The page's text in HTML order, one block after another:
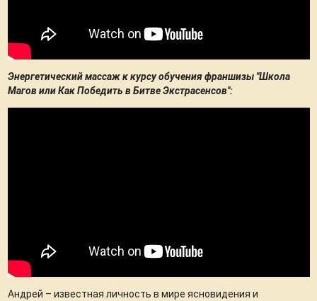
Энергетический массаж к курсу обучения франшизы "Школа
Магов или Как Победить в Битве Экстрасенсов":
Андрей – известная личность в мире ясновидения и